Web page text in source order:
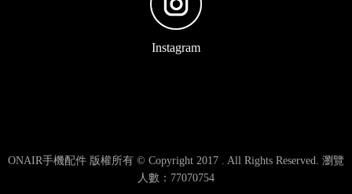
Instagram
ONAIR手機配件 版權所有 © Copyright 2017 . All Rights Reserved. 瀏覽
人數：77070754